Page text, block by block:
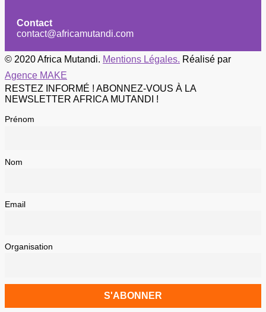
Contact
contact@africamutandi.com
© 2020 Africa Mutandi. Mentions Légales. Réalisé par
Agence MAKE
RESTEZ INFORMÉ ! ABONNEZ-VOUS À LA
NEWSLETTER AFRICA MUTANDI !
Prénom
Nom
Email
Organisation